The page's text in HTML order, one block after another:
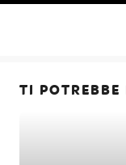
TI POTREBBE